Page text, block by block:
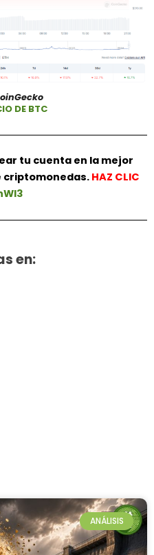
DE BTC
tu cuenta en la mejor
HAZ CLIC
en:
ANÁLISIS